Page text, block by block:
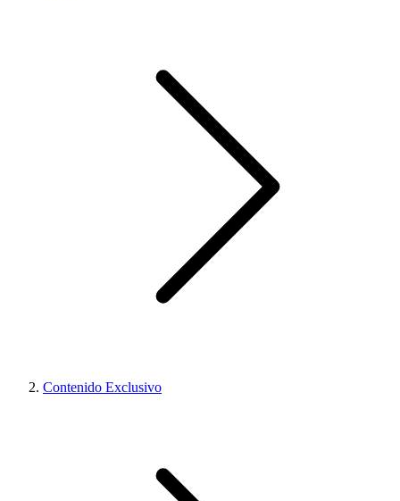
Contenido Exclusivo